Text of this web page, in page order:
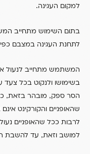
למקום העגינה.
בתום השימוש מתחייב
לתחנת העגינה במצבם
המשתמש מתחייב לנעול
בשימושו ולנקוט בכל צעד
הסר ספק, מובהר בזאת,
שהאופניים והקורקינט
לרבות ככל שהאופניים
למושב וזאת, עד להשבת